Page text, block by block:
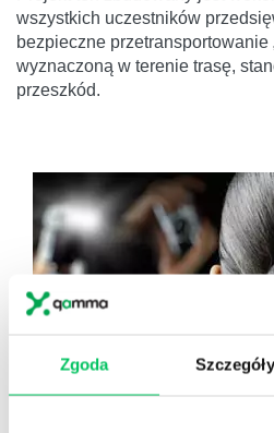
Zgoda Szczegóły
wszystkich uczestników
bezpieczne przetransportowanie
wyznaczoną w terenie trasę,
przeszkód.